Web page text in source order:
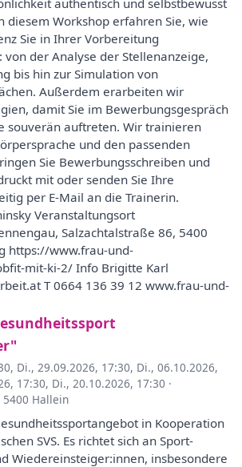
authentisch und selbstbewusst
diesem Workshop erfahren Sie, wie
Sie in Ihrer Vorbereitung
von der Analyse der Stellenanzeige,
bis hin zur Simulation von
Außerdem erarbeiten wir
damit Sie im Bewerbungsgespräch
souverän auftreten. Wir trainieren
und den passenden
Sie Bewerbungsschreiben und
mit oder senden Sie Ihre
per E-Mail an die Trainerin.
Veranstaltungsort
Salzachtalstraße 86, 5400
https://www.frau-und-
mit-ki-2/ Info Brigitte Karl
T 0664 136 39 12 www.frau-und-
, Di., 29.09.2026, 17:30, Di., 06.10.2026,
17:30, Di., 20.10.2026, 17:30 ·
Hallein
in Kooperation
SVS. Es richtet sich an Sport-
Wiedereinsteiger:innen, insbesondere